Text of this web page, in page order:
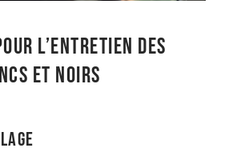
l’entretien des
et noirs